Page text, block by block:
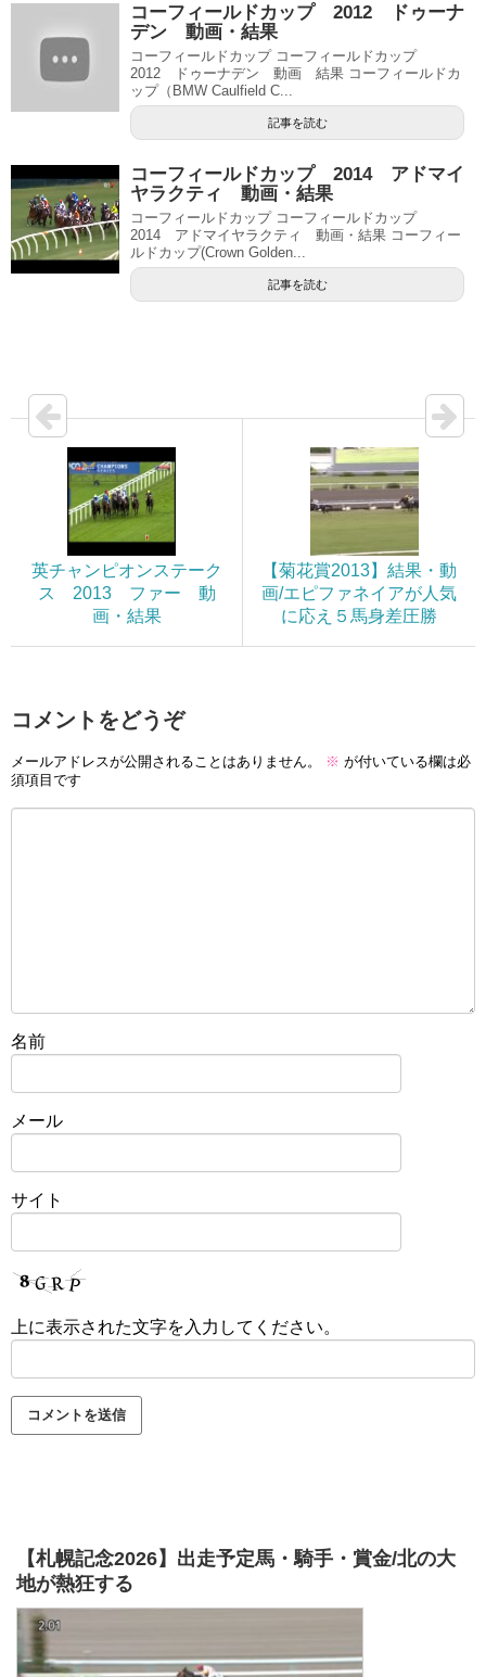
コーフィールドカップ 2012 ドゥーナ
デン 動画・結果
コーフィールドカップ コーフィールドカップ
2012 ドゥーナデン 動画 結果 コーフィールドカ
ップ（BMW Caulfield C...
記事を読む
コーフィールドカップ 2014 アドマイ
ヤラクティ 動画・結果
コーフィールドカップ コーフィールドカップ
2014 アドマイヤラクティ 動画・結果 コーフィー
ルドカップ(Crown Golden...
記事を読む
英チャンピオンステーク
ス 2013 ファー 動
画・結果
【菊花賞2013】結果・動
画/エピファネイアが人気
に応え５馬身差圧勝
コメントをどうぞ
メールアドレスが公開されることはありません。 ※ が付いている欄は必
須項目です
名前
メール
サイト
上に表示された文字を入力してください。
【札幌記念2026】出走予定馬・騎手・賞金/北の大
地が熱狂する